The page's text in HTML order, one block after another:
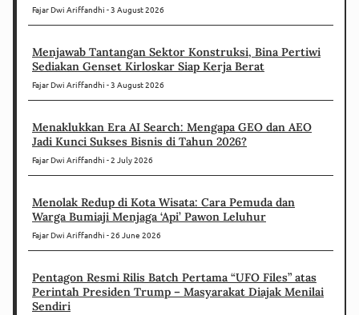
Fajar Dwi Ariffandhi 3 August 2026
Menjawab Tantangan Sektor Konstruksi, Bina Pertiwi
Sediakan Genset Kirloskar Siap Kerja Berat
Fajar Dwi Ariffandhi 3 August 2026
Menaklukkan Era AI Search: Mengapa GEO dan AEO
Jadi Kunci Sukses Bisnis di Tahun 2026?
Fajar Dwi Ariffandhi 2 July 2026
Menolak Redup di Kota Wisata: Cara Pemuda dan
Warga Bumiaji Menjaga ‘Api’ Pawon Leluhur
Fajar Dwi Ariffandhi 26 June 2026
Pentagon Resmi Rilis Batch Pertama “UFO Files” atas
Perintah Presiden Trump – Masyarakat Diajak Menilai
Sendiri